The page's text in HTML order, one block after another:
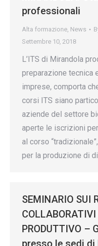
professionali
Alta formazione, News
Settembre 10, 2018
L’ITS di Mirandola
preparazione tecnica
imprese, comporta
corsi ITS siano
aziende del settore
aperte le iscrizioni
al corso
per la produzione di
SEMINARIO SUI
COLLABORATIVI
PRODUTTIVO –
presso le sedi di